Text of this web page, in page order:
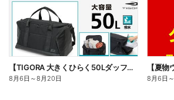
【TIGORA 大きくひらく50Lダッフルバッグ】
8月6日 ～8月20日 8月6日 ～